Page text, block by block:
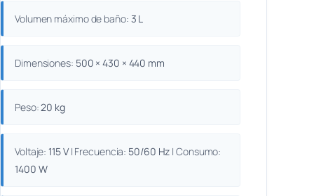
Volumen máximo de baño: 3 L
Dimensiones: 500 × 430 × 440 mm
Peso:20 kg
Voltaje:115 V| Frecuencia: 50/60 Hz | Consumo:
1400 W